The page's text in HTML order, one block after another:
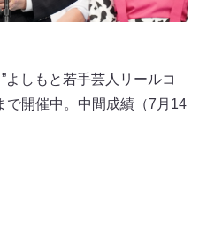
よしもと若手芸人リールコ
で開催中。中間成績（7月14